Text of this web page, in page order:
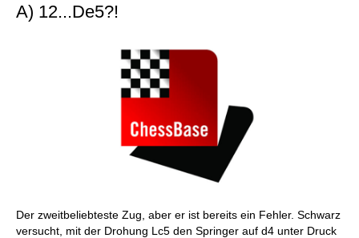
A) 12...De5?!
Der zweitbeliebteste Zug, aber er ist bereits ein Fehler. Schwarz
versucht, mit der Drohung Lc5 den Springer auf d4 unter Druck